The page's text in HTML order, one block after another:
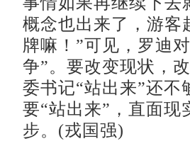
概念也出来了，游客
牌嘛！”可见，罗迪
争”。要改变现状，
委书记“站出来”还
要“站出来”，直面
步。(戎国强)